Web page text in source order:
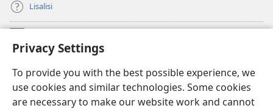
Privacy Settings
To provide you with the best possible experience, we
use cookies and similar technologies. Some cookies
are necessary to make our website work and cannot
Lisalisi
(fungolá
fenɛtrɛ
Watchtower Mikanda oyo ezali na Internet
(fungolá
fenɛtrɛ
mosusu)JW Hub
(fungolá